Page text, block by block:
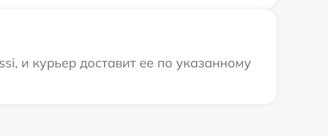
и курьер доставит ее по указанному